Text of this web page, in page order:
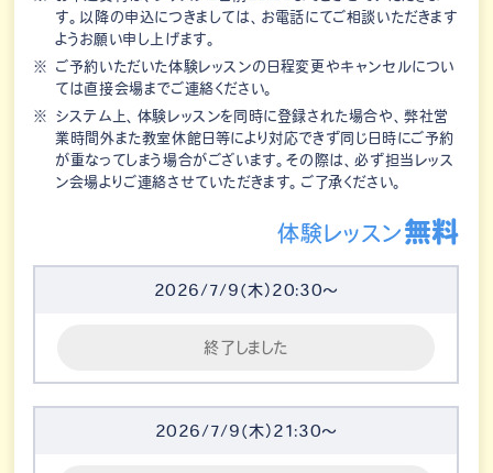
す。以降の申込につきましては、お電話にてご相談いただきます
ようお願い申し上げます。
ご予約いただいた体験レッスンの日程変更やキャンセルについ
ては直接会場までご連絡ください。
システム上、体験レッスンを同時に登録された場合や、弊社営
業時間外また教室休館日等により対応できず同じ日時にご予約
が重なってしまう場合がございます。その際は、必ず担当レッス
ン会場よりご連絡させていただきます。ご了承ください。
体験レッスン 無料
2026/7/9（木）20:30～
終了しました
2026/7/9（木）21:30～